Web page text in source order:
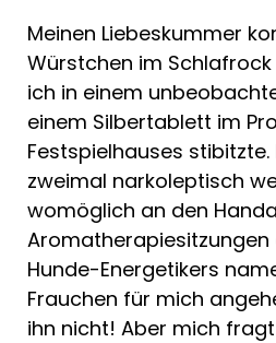
Meinen Liebeskummer
Würstchen im
ich in einem
einem Silbertablett im
Festspielhauses stibitzte.
zweimal narkoleptisch
womöglich an den
Aromatherapiesitzungen
Hunde-Energetikers
Frauchen für mich
ihn nicht! Aber mich